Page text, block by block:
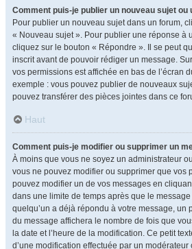
Comment puis-je publier un nouveau sujet ou
Pour publier un nouveau sujet dans un forum,
« Nouveau sujet ». Pour publier une réponse à
cliquez sur le bouton « Répondre ». Il se peut
inscrit avant de pouvoir rédiger un message.
vos permissions est affichée en bas de l’écran
exemple : vous pouvez publier de nouveaux
pouvez transférer des pièces jointes dans ce
Haut
Comment puis-je modifier ou supprimer un
À moins que vous ne soyez un administrateur
vous ne pouvez modifier ou supprimer que vos
pouvez modifier un de vos messages en
dans une limite de temps après que le
quelqu’un a déjà répondu à votre message, un
du message affichera le nombre de fois que
la date et l’heure de la modification. Ce petit
d’une modification effectuée par un